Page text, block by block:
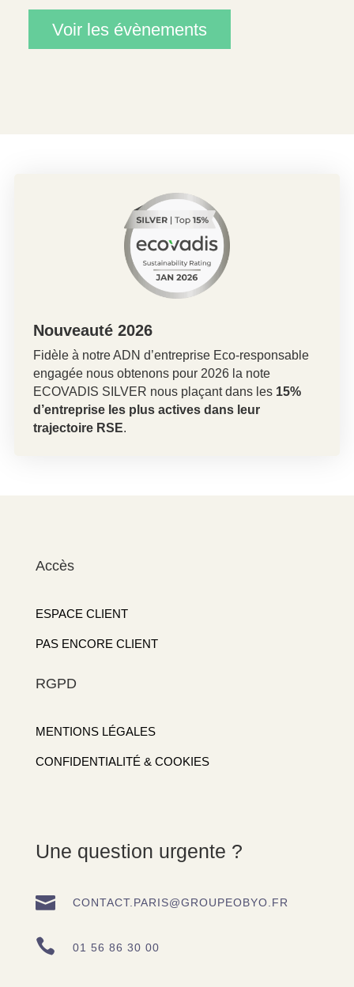
Voir les évènements
Nouveauté 2026
Fidèle à notre ADN d’entreprise Eco-responsable
engagée nous obtenons pour 2026 la note
ECOVADIS SILVER nous plaçant dans les 15%
d’entreprise les plus actives dans leur
trajectoire RSE.
Accès
ESPACE CLIENT
PAS ENCORE CLIENT
RGPD
MENTIONS LÉGALES
CONFIDENTIALITÉ & COOKIES
Une question urgente ?
 CONTACT.PARIS@GROUPEOBYO.FR
 01 56 86 30 00